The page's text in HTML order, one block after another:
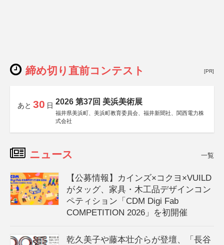
締め切り直前コンテスト [PR]
あと 30 日 2026 第37回 美浜美術展
福井県美浜町、美浜町教育委員会、福井新聞社、関西電力株
式会社
ニュース 一覧
【公募情報】カインズ×コクヨ×VUILD
がタッグ、家具・木工品デザインコン
ペティション「CDM Digi Fab
COMPETITION 2026」を初開催
乾久美子や藤本壮介らが登壇、「長谷